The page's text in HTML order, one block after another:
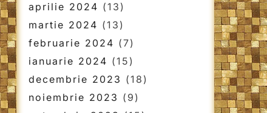
aprilie 2024 (13)
martie 2024 (13)
februarie 2024 (7)
ianuarie 2024 (15)
decembrie 2023 (18)
noiembrie 2023 (9)